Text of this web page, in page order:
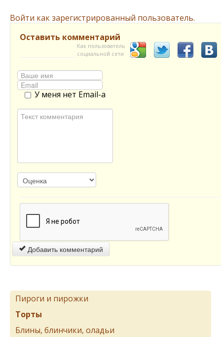
Войти как зарегистрированный пользователь.
Оставить комментарий
Как пользователь
социальной сети
У меня нет Email-а
Добавить комментарий
Пироги и пирожки
Торты
Блины, блинчики, оладьи